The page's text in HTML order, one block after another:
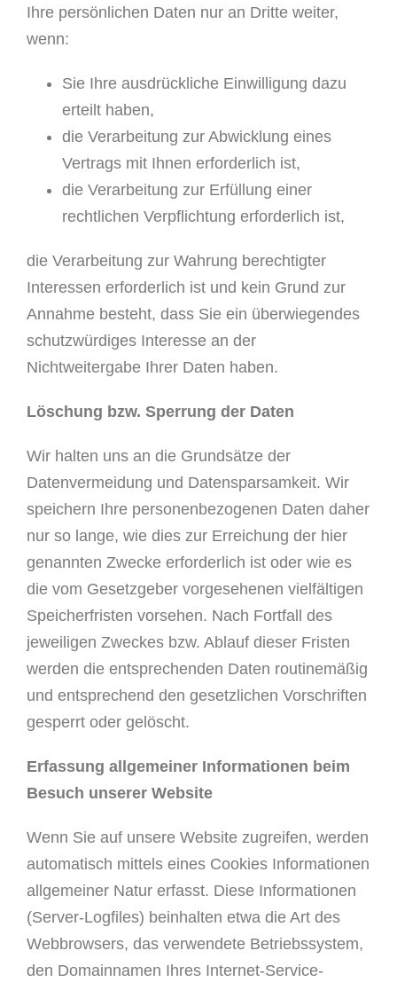
Ihre persönlichen Daten nur an Dritte weiter,
wenn:
Sie Ihre ausdrückliche Einwilligung dazu
erteilt haben,
die Verarbeitung zur Abwicklung eines
Vertrags mit Ihnen erforderlich ist,
die Verarbeitung zur Erfüllung einer
rechtlichen Verpflichtung erforderlich ist,
die Verarbeitung zur Wahrung berechtigter
Interessen erforderlich ist und kein Grund zur
Annahme besteht, dass Sie ein überwiegendes
schutzwürdiges Interesse an der
Nichtweitergabe Ihrer Daten haben.
Löschung bzw. Sperrung der Daten
Wir halten uns an die Grundsätze der
Datenvermeidung und Datensparsamkeit. Wir
speichern Ihre personenbezogenen Daten daher
nur so lange, wie dies zur Erreichung der hier
genannten Zwecke erforderlich ist oder wie es
die vom Gesetzgeber vorgesehenen vielfältigen
Speicherfristen vorsehen. Nach Fortfall des
jeweiligen Zweckes bzw. Ablauf dieser Fristen
werden die entsprechenden Daten routinemäßig
und entsprechend den gesetzlichen Vorschriften
gesperrt oder gelöscht.
Erfassung allgemeiner Informationen beim
Besuch unserer Website
Wenn Sie auf unsere Website zugreifen, werden
automatisch mittels eines Cookies Informationen
allgemeiner Natur erfasst. Diese Informationen
(Server-Logfiles) beinhalten etwa die Art des
Webbrowsers, das verwendete Betriebssystem,
den Domainnamen Ihres Internet-Service-